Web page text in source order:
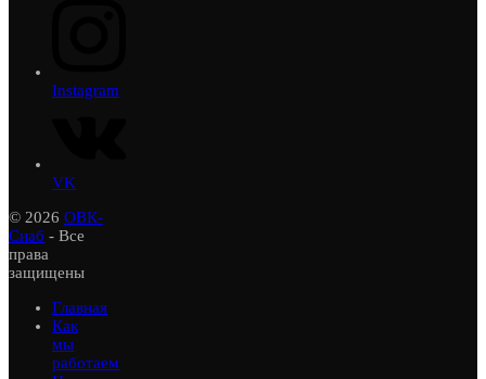
Instagram
VK
© 2026 ОВК-
Снаб - Все
права
защищены
Главная
Как
мы
работаем